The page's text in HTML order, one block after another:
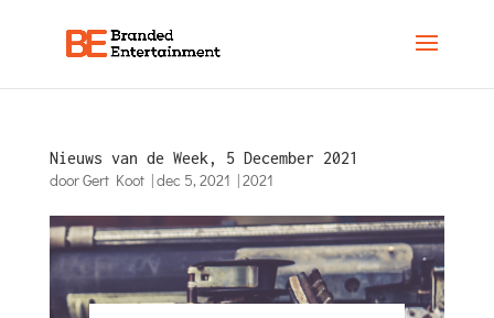
Nieuws van de Week, 5 December 2021
doorGert Koot|dec 5, 2021 |2021